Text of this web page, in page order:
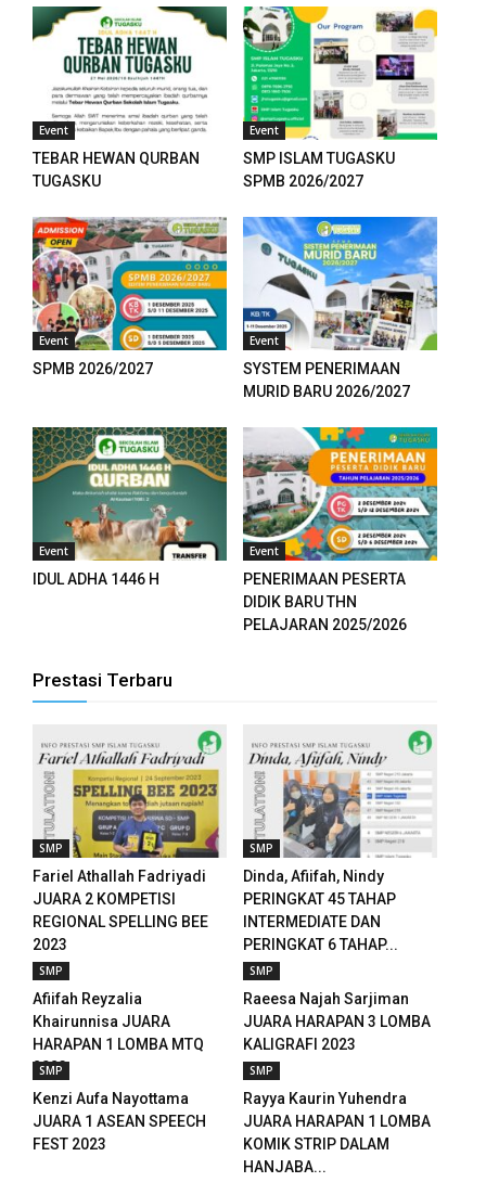
panel
panel
panel
panel
panel
panel
panel
panel
panel
panel
panel
panel
panel
panel
panel
panel
panel
panel
panel
panel
Event
TEBAR HEWAN QURBAN
TUGASKU
Event
SMP ISLAM TUGASKU
SPMB 2026/2027
Event
SPMB 2026/2027
Event
SYSTEM PENERIMAAN
MURID BARU 2026/2027
Event
IDUL ADHA 1446 H
Event
PENERIMAAN PESERTA
DIDIK BARU THN
PELAJARAN 2025/2026
Prestasi Terbaru
SMP
Fariel Athallah Fadriyadi
JUARA 2 KOMPETISI
REGIONAL SPELLING BEE
2023
SMP
Dinda, Afiifah, Nindy
PERINGKAT 45 TAHAP
INTERMEDIATE DAN
PERINGKAT 6 TAHAP...
SMP
Afiifah Reyzalia
Khairunnisa JUARA
HARAPAN 1 LOMBA MTQ
2023
SMP
Raeesa Najah Sarjiman
JUARA HARAPAN 3 LOMBA
KALIGRAFI 2023
SMP
Kenzi Aufa Nayottama
JUARA 1 ASEAN SPEECH
FEST 2023
SMP
Rayya Kaurin Yuhendra
JUARA HARAPAN 1 LOMBA
KOMIK STRIP DALAM
HANJABA...